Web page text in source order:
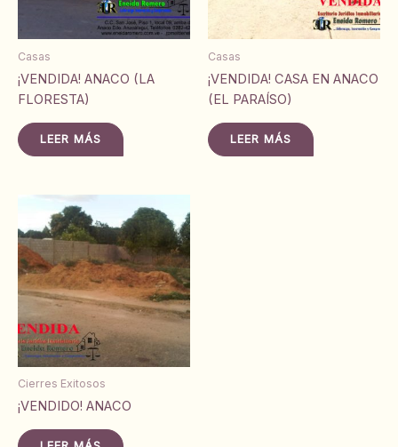
Casas
¡VENDIDA! ANACO (LA
FLORESTA)
LEER MÁS
Casas
¡VENDIDA! CASA EN ANACO
(EL PARAÍSO)
LEER MÁS
Cierres Exitosos
¡VENDIDO! ANACO